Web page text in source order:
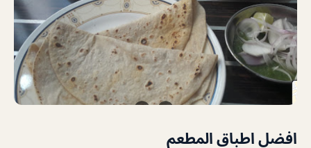
افضل اطباق المطعم